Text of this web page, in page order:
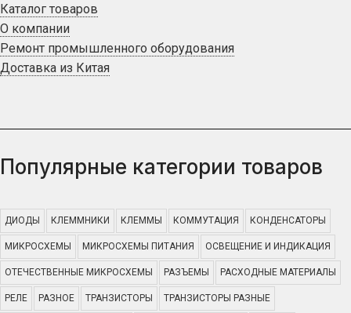
Каталог товаров
О компании
Ремонт промышленного оборудования
Доставка из Китая
Популярные категории товаров
ДИОДЫ КЛЕММНИКИ КЛЕММЫ КОММУТАЦИЯ КОНДЕНСАТОРЫ
МИКРОСХЕМЫ МИКРОСХЕМЫ ПИТАНИЯ ОСВЕЩЕНИЕ И ИНДИКАЦИЯ
ОТЕЧЕСТВЕННЫЕ МИКРОСХЕМЫ РАЗЪЕМЫ РАСХОДНЫЕ МАТЕРИАЛЫ
РЕЛЕ РАЗНОЕ ТРАНЗИСТОРЫ ТРАНЗИСТОРЫ РАЗНЫЕ